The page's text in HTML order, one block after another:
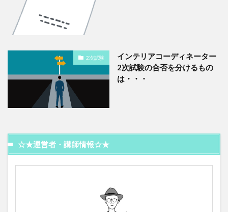
2次試験
インテリアコーディネーター
2次試験の合否を分けるもの
は・・・
☆★運営者・講師情報☆★